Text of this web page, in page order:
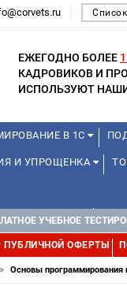
ЕЖЕГОДНО БОЛЕЕ
КАДРОВИКОВ И
ИСПОЛЬЗУЮТ
В 1С
И УПРОЩЕНКА
ШКОЛЬНИКОВ
УПРАВЛЕНЦАМ
УЧЕБНОЕ
ПУБЛИЧНОЙ ОФЕРТЫ
» Основы программирования